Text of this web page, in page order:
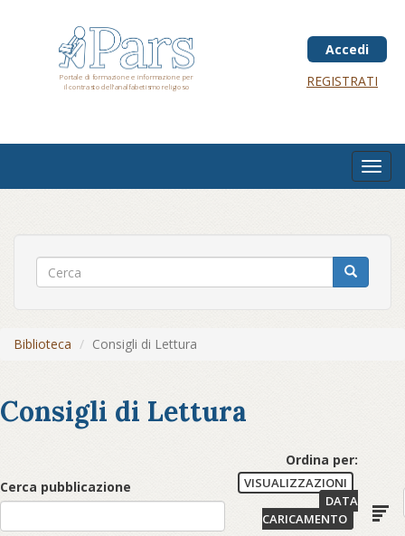
contenuto
Portale di formazione e informazione per
il contrasto dell'analfabetismo religioso
Accedi
REGISTRATI
Biblioteca Consigli di Lettura
Consigli di Lettura
Cerca pubblicazione
Ordina per:
VISUALIZZAZIONI
DATA
CARICAMENTO